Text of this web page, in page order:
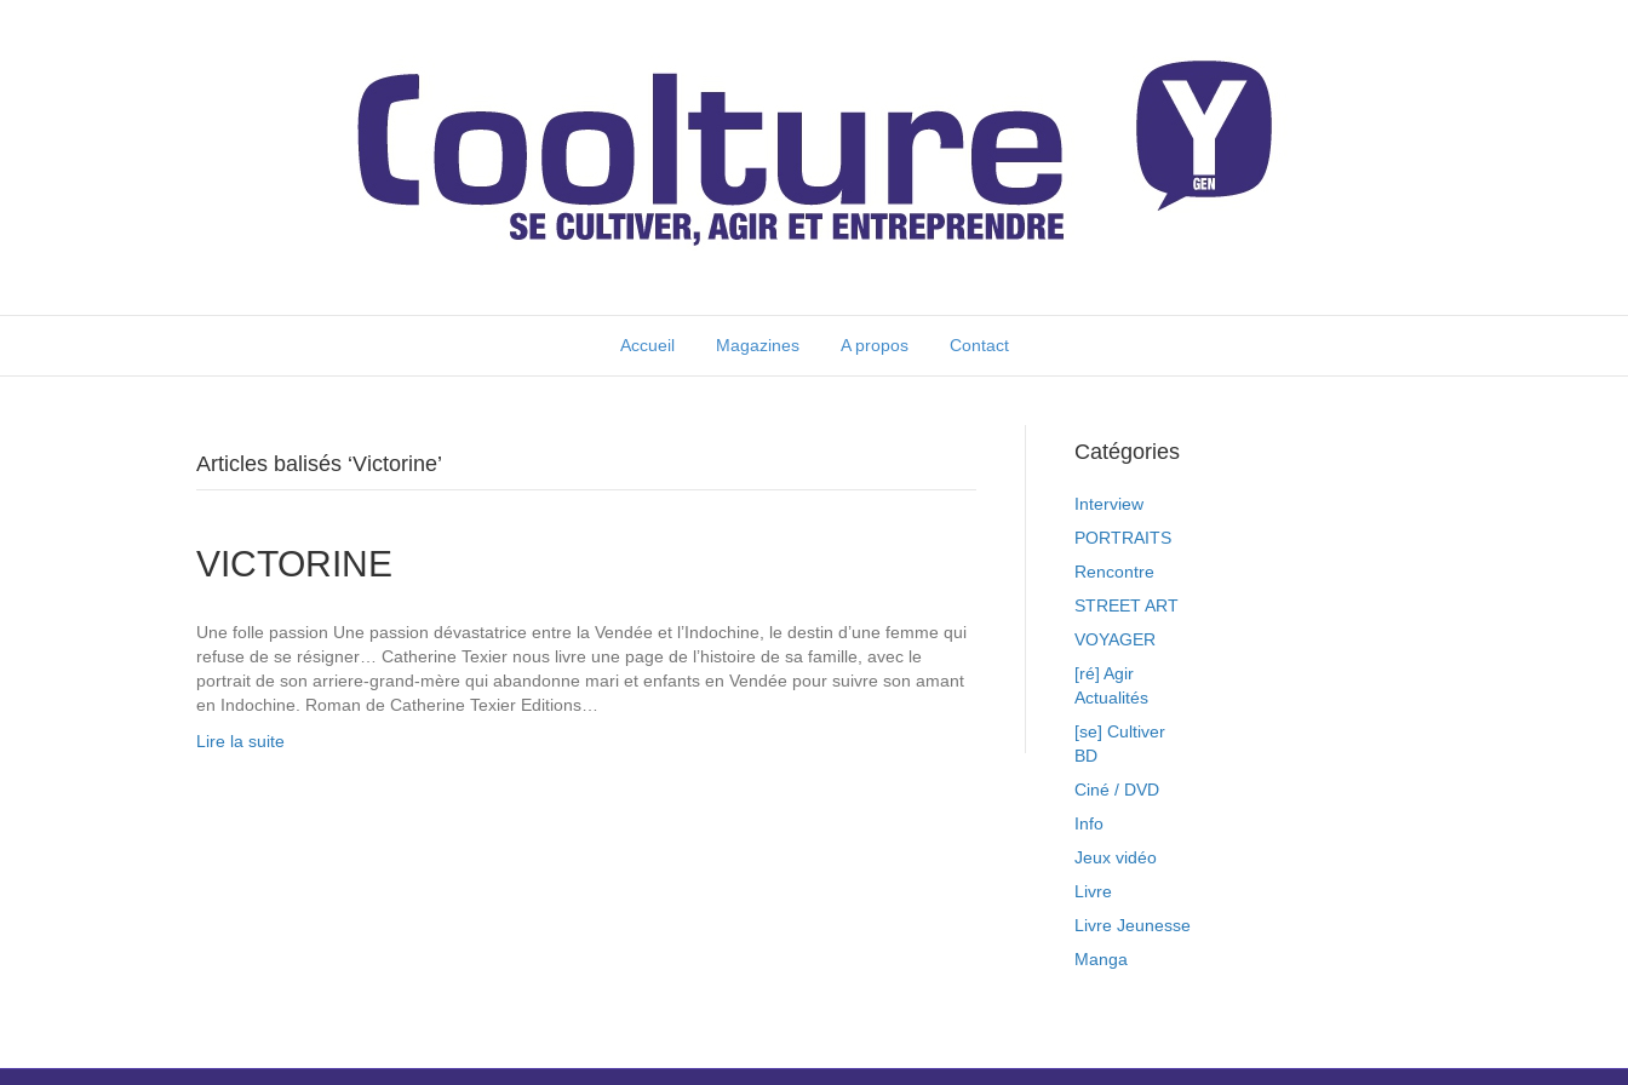
Accueil Magazines A propos Contact
Articles balisés ‘Victorine’
VICTORINE
Une folle passion Une passion dévastatrice entre la Vendée et l’Indochine, le destin d’une femme qui
refuse de se résigner… Catherine Texier nous livre une page de l’histoire de sa famille, avec le
portrait de son arriere-grand-mère qui abandonne mari et enfants en Vendée pour suivre son amant
en Indochine. Roman de Catherine Texier Editions…
Lire la suite
Catégories
Interview
PORTRAITS
Rencontre
STREET ART
VOYAGER
[ré] Agir
Actualités
[se] Cultiver
BD
Ciné / DVD
Info
Jeux vidéo
Livre
Livre Jeunesse
Manga